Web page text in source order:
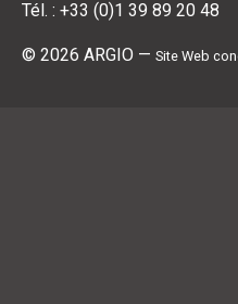
Tél. : +33 (0)1 39 89 20 48
© 2026 ARGIO — Site Web